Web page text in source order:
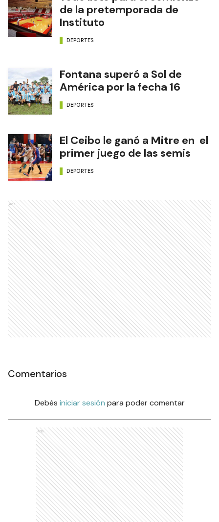
de la pretemporada de
Instituto
DEPORTES
Fontana superó a Sol de
América por la fecha 16
DEPORTES
El Ceibo le ganó a Mitre en el
primer juego de las semis
DEPORTES
Ads
Comentarios
Debés iniciar sesión para poder comentar
Ads